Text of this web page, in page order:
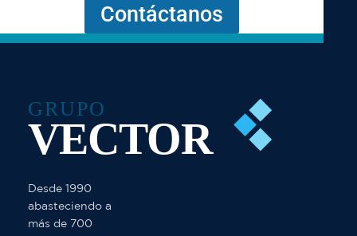
Contáctanos
GRUPO
VECTOR
Desde 1990
abasteciendo a
más de 700